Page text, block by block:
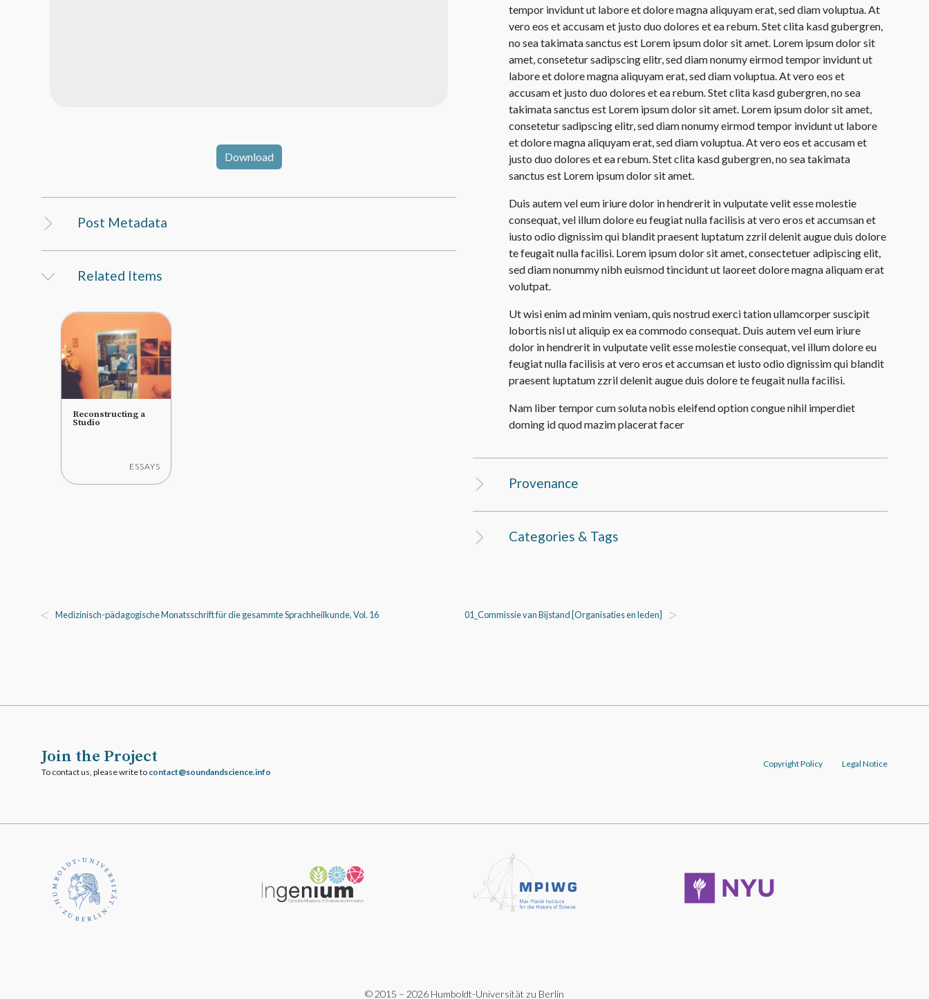
Download
Post Metadata
Related Items
Reconstructing a
Studio
ESSAYS
tempor invidunt ut labore et dolore magna aliquyam erat, sed diam voluptua. At
vero eos et accusam et justo duo dolores et ea rebum. Stet clita kasd gubergren,
no sea takimata sanctus est Lorem ipsum dolor sit amet. Lorem ipsum dolor sit
amet, consetetur sadipscing elitr, sed diam nonumy eirmod tempor invidunt ut
labore et dolore magna aliquyam erat, sed diam voluptua. At vero eos et
accusam et justo duo dolores et ea rebum. Stet clita kasd gubergren, no sea
takimata sanctus est Lorem ipsum dolor sit amet. Lorem ipsum dolor sit amet,
consetetur sadipscing elitr, sed diam nonumy eirmod tempor invidunt ut labore
et dolore magna aliquyam erat, sed diam voluptua. At vero eos et accusam et
justo duo dolores et ea rebum. Stet clita kasd gubergren, no sea takimata
sanctus est Lorem ipsum dolor sit amet.
Duis autem vel eum iriure dolor in hendrerit in vulputate velit esse molestie
consequat, vel illum dolore eu feugiat nulla facilisis at vero eros et accumsan et
iusto odio dignissim qui blandit praesent luptatum zzril delenit augue duis dolore
te feugait nulla facilisi. Lorem ipsum dolor sit amet, consectetuer adipiscing elit,
sed diam nonummy nibh euismod tincidunt ut laoreet dolore magna aliquam erat
volutpat.
Ut wisi enim ad minim veniam, quis nostrud exerci tation ullamcorper suscipit
lobortis nisl ut aliquip ex ea commodo consequat. Duis autem vel eum iriure
dolor in hendrerit in vulputate velit esse molestie consequat, vel illum dolore eu
feugiat nulla facilisis at vero eros et accumsan et iusto odio dignissim qui blandit
praesent luptatum zzril delenit augue duis dolore te feugait nulla facilisi.
Nam liber tempor cum soluta nobis eleifend option congue nihil imperdiet
doming id quod mazim placerat facer
Provenance
Categories & Tags
Medizinisch-pädagogische Monatsschrift für die gesammte Sprachheilkunde, Vol. 16 01_Commissie van Bijstand [Organisaties en leden]
Join the Project
To contact us, please write to ofni.ecneicsdnadnuos@tcatnoc
Copyright Policy Legal Notice
© 2015 – 2026 Humboldt-Universität zu Berlin